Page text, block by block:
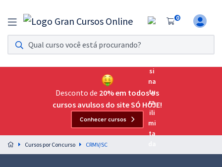
0
Assinatura Ilimitada 11
Acesso a todos os cursos. Teste grátis por 7 dias!
Assinatura OAB Até Passar
Acesso ilimitado a toda preparação para o Exame da
Preparação completa e intensiva para as principais
residências em saúde do Brasil
Desconto de 20% em todos os
cursos avulsos do site SÓ HOJE!
Conhecer cursos
Cursos por Concurso CRMV/SC